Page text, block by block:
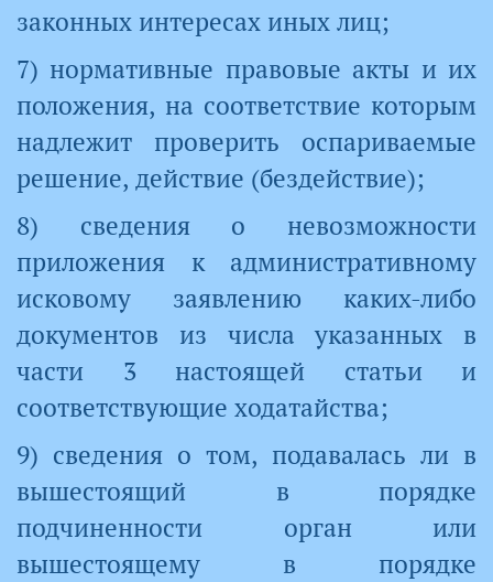
законных интересах иных лиц;
7) нормативные правовые акты и их
положения, на соответствие которым
надлежит проверить оспариваемые
решение, действие (бездействие);
8) сведения о невозможности
приложения к административному
исковому заявлению каких-либо
документов из числа указанных в
части 3 настоящей статьи и
соответствующие ходатайства;
9) сведения о том, подавалась ли в
вышестоящий в порядке
подчиненности орган или
вышестоящему в порядке